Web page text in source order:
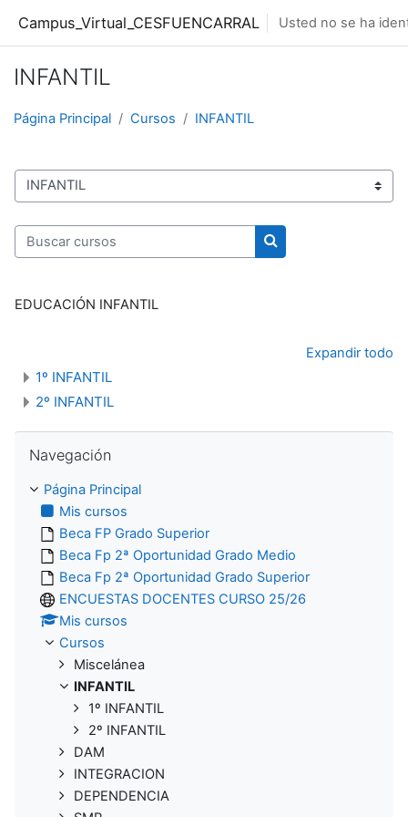
Campus_Virtual_CESFUENCARRAL Usted no se ha
INFANTIL
Página Principal Cursos INFANTIL
Categorías
Buscar cursos
Buscar cursos
EDUCACIÓN INFANTIL
Expandir todo
1º INFANTIL
2º INFANTIL
Navegación
Página Principal
Mis cursos
Beca FP Grado Superior
Beca Fp 2ª Oportunidad Grado Medio
Beca Fp 2ª Oportunidad Grado Superior
ENCUESTAS DOCENTES CURSO 25/26
Mis cursos
Cursos
Miscelánea
INFANTIL
1º INFANTIL
2º INFANTIL
DAM
INTEGRACION
DEPENDENCIA